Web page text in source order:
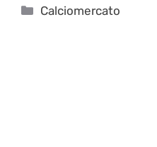
Categorie
Calciomercato